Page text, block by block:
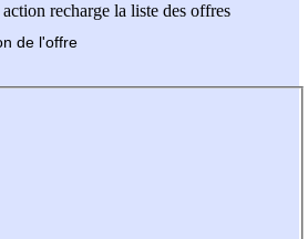
recharge la liste des offres
de l'offre